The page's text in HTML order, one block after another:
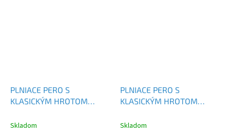
PLNIACE PERO S
KLASICKÝM HROTOM
Skladom
PLNIACE PERO S
KLASICKÝM HROTOM
Skladom